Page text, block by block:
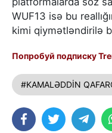
WUF13 isə bu
kimi qiymətləndirilə
Попробуй подписку
#KAMALƏDDİN